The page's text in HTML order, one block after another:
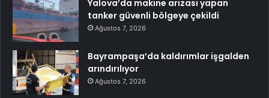
Yalova’da makine arızası yapan
tanker güvenli bölgeye çekildi
Ağustos 7, 2026
Bayrampaşa’da kaldırımlar işgalden
arındırılıyor
Ağustos 7, 2026